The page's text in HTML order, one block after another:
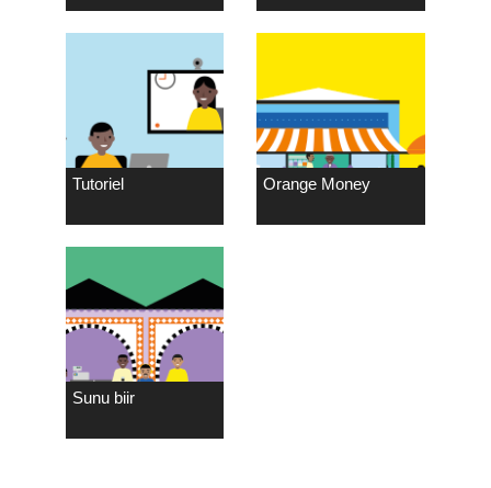
Tutoriel Orange Money
Sunu biir